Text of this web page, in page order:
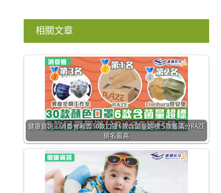
相關文章
健康資訊｜消委會報告30款口罩6款含菌量超標 5款獲滿分RAZE
排名最高